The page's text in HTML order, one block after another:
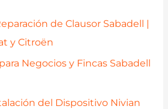
de Clausor Sabadell |
y Citroën
Negocios y Fincas Sabadell
del Dispositivo Nivian